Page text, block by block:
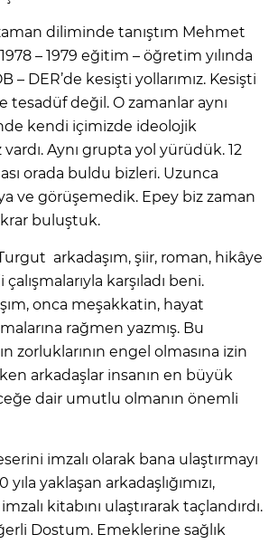
diliminde tanıştım Mehmet
– 1979 eğitim – öğretim yılında
– DER’de kesişti yollarımız. Kesişti
değil. O zamanlar aynı
kendi içimizde ideolojik
Aynı grupta yol yürüdük. 12
orada buldu bizleri. Uzunca
ve görüşemedik. Epey biz zaman
buluştuk.
arkadaşım, şiir, roman, hikâye
karşıladı beni.
onca meşakkatin, hayat
rağmen yazmış. Bu
zorluklarının engel olmasına izin
arkadaşlar insanın en büyük
dair umutlu olmanın önemli
imzalı olarak bana ulaştırmayı
yaklaşan arkadaşlığımızı,
kitabını ulaştırarak taçlandırdı.
Dostum. Emeklerine sağlık